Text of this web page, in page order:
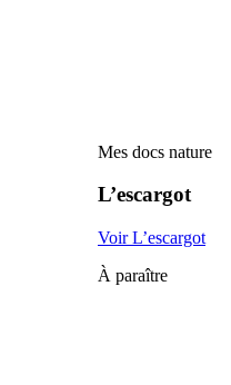
Mes docs nature
L’escargot
Voir L’escargot
À paraître